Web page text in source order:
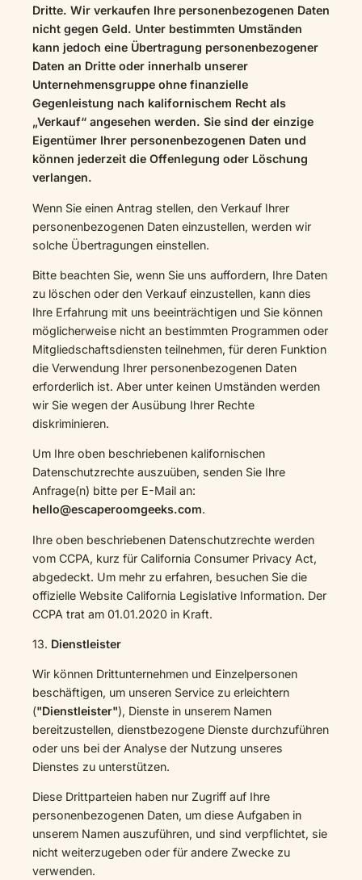
Dritte. Wir verkaufen Ihre personenbezogenen Daten
nicht gegen Geld. Unter bestimmten Umständen
kann jedoch eine Übertragung personenbezogener
Daten an Dritte oder innerhalb unserer
Unternehmensgruppe ohne finanzielle
Gegenleistung nach kalifornischem Recht als
„Verkauf“ angesehen werden. Sie sind der einzige
Eigentümer Ihrer personenbezogenen Daten und
können jederzeit die Offenlegung oder Löschung
verlangen.
Wenn Sie einen Antrag stellen, den Verkauf Ihrer
personenbezogenen Daten einzustellen, werden wir
solche Übertragungen einstellen.
Bitte beachten Sie, wenn Sie uns auffordern, Ihre Daten
zu löschen oder den Verkauf einzustellen, kann dies
Ihre Erfahrung mit uns beeinträchtigen und Sie können
möglicherweise nicht an bestimmten Programmen oder
Mitgliedschaftsdiensten teilnehmen, für deren Funktion
die Verwendung Ihrer personenbezogenen Daten
erforderlich ist. Aber unter keinen Umständen werden
wir Sie wegen der Ausübung Ihrer Rechte
diskriminieren.
Um Ihre oben beschriebenen kalifornischen
Datenschutzrechte auszuüben, senden Sie Ihre
Anfrage(n) bitte per E-Mail an:
hello@escaperoomgeeks.com.
Ihre oben beschriebenen Datenschutzrechte werden
vom CCPA, kurz für California Consumer Privacy Act,
abgedeckt. Um mehr zu erfahren, besuchen Sie die
offizielle Website California Legislative Information. Der
CCPA trat am 01.01.2020 in Kraft.
13. Dienstleister
Wir können Drittunternehmen und Einzelpersonen
beschäftigen, um unseren Service zu erleichtern
("Dienstleister"), Dienste in unserem Namen
bereitzustellen, dienstbezogene Dienste durchzuführen
oder uns bei der Analyse der Nutzung unseres
Dienstes zu unterstützen.
Diese Drittparteien haben nur Zugriff auf Ihre
personenbezogenen Daten, um diese Aufgaben in
unserem Namen auszuführen, und sind verpflichtet, sie
nicht weiterzugeben oder für andere Zwecke zu
verwenden.